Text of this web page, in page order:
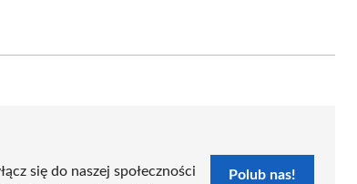
się do naszej społeczności
Polub nas!